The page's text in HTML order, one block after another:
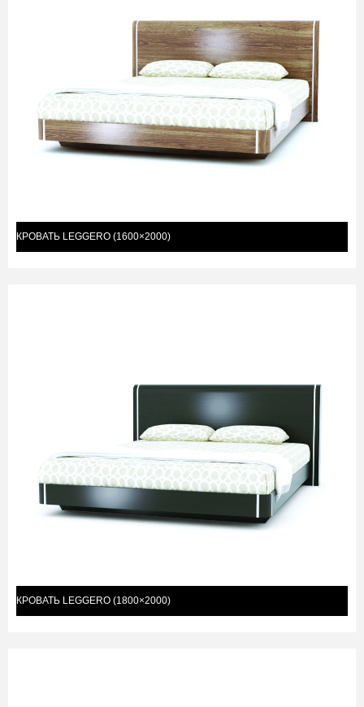
КРОВАТЬ LEGGERO (1600×2000)
КРОВАТЬ LEGGERO (1800×2000)